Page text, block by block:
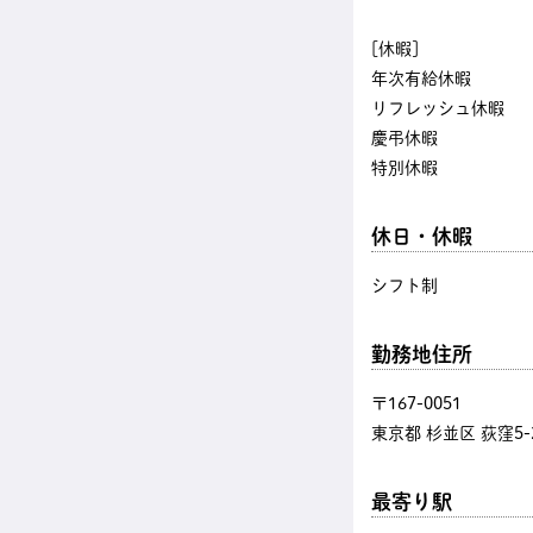
[休暇]
年次有給休暇
リフレッシュ休暇
慶弔休暇
特別休暇
休日・休暇
シフト制
勤務地住所
〒167-0051
東京都 杉並区 荻窪
最寄り駅